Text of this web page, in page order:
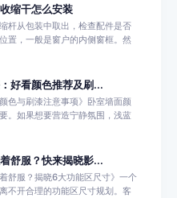
缩干怎么安装
杆从包装中取出，检查配件是否
置，一般是窗户的内侧窗框。然
好看颜色推荐及刷...
色与刷漆注意事项》卧室墙面颜
。如果想要营造宁静氛围，浅蓝
舒服？快来揭晓影...
舒服？揭晓6大功能区尺寸》一个
不开合理的功能区尺寸规划。客